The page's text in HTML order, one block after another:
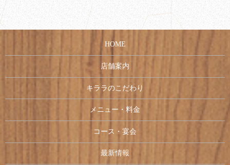
HOME
店舗案内
キララのこだわり
メニュー・料金
コース・宴会
最新情報